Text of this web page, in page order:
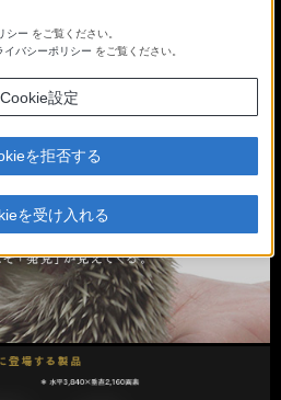
シー をご覧ください。
イバシーポリシー をご覧ください。
Cookie設定
を拒否する
を受け入れる